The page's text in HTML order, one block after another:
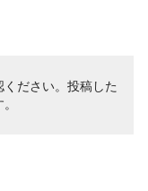
ください。投稿した